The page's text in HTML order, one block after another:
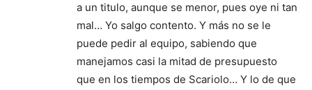
a un titulo, aunque se menor, pues oye ni tan
mal… Yo salgo contento. Y más no se le
puede pedir al equipo, sabiendo que
manejamos casi la mitad de presupuesto
que en los tiempos de Scariolo… Y lo de que